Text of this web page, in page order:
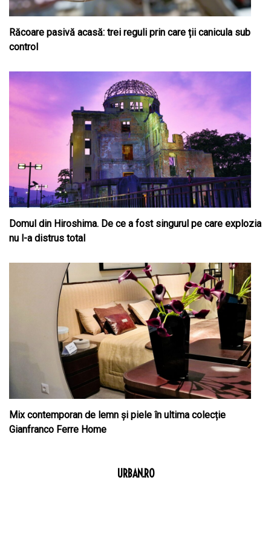
Răcoare pasivă acasă: trei reguli prin care ții canicula sub
control
Domul din Hiroshima. De ce a fost singurul pe care explozia
nu l-a distrus total
Mix contemporan de lemn şi piele în ultima colecție
Gianfranco Ferre Home
URBAN.RO